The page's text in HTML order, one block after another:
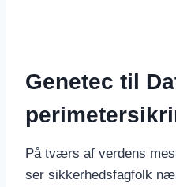
Genetec til
På tværs af verdens
ser sikkerhedsfagfolk